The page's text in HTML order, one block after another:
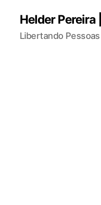
Helder Pereira
Libertando